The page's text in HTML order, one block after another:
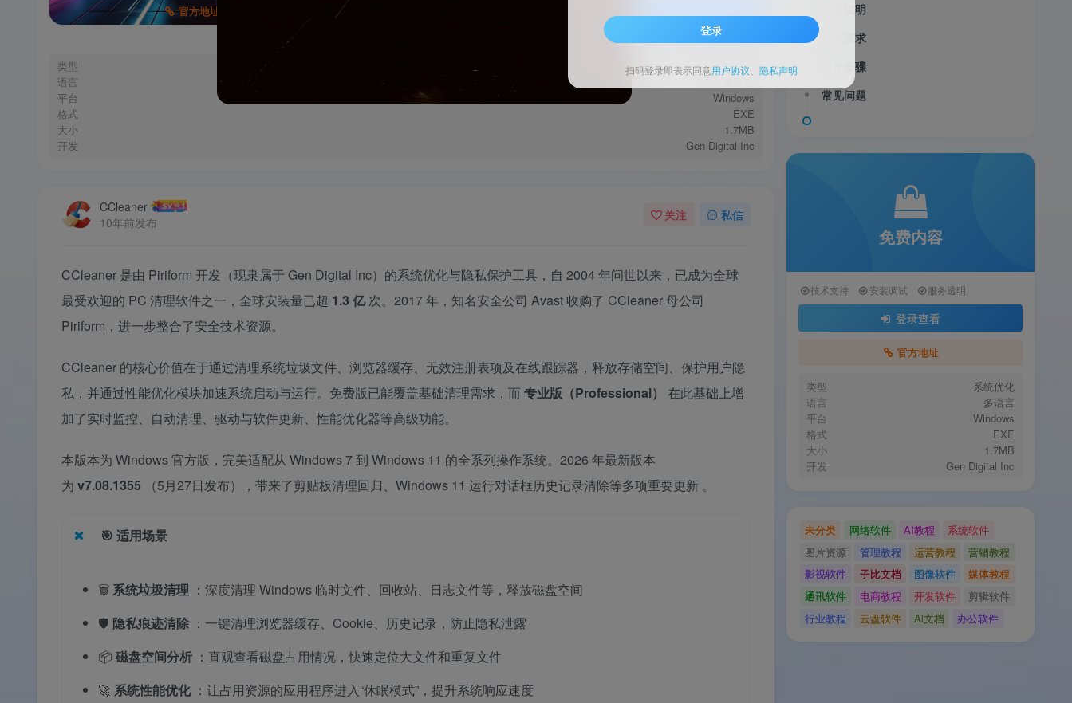
官方地址
技术支持 安装调试
类型
系统优化
语言
平台
Windows
格式
EXE
大小
1.7MB
开发
Gen Digital Inc
CCleaner
10年前发布
关注 私信
CCleaner 是由 Piriform 开发（现隶属于 Gen Digital Inc）的系统优化与隐私保护工具，自 2004 年问世以来，已成为全球
最受欢迎的 PC 清理软件之一，全球安装量已超 1.3 亿次。2017 年，知名安全公司 Avast 收购了 CCleaner 母公司
Piriform，进一步整合了安全技术资源。
CCleaner 的核心价值在于通过清理系统垃圾文件、浏览器缓存、无效注册表项及在线跟踪器，释放存储空间、保护用户隐
私，并通过性能优化模块加速系统启动与运行。免费版已能覆盖基础清理需求，而 专业版（Professional）
在此基础上增
加了实时监控、自动清理、驱动与软件更新、性能优化器等高级功能。
本版本为 Windows 官方版，完美适配从 Windows 7 到 Windows 11 的全系列操作系统。2026 年最新版本
为 v7.08.1355 （5月27日发布），带来了剪贴板清理回归、Windows 11 运行对话框历史记录清除等多项重要更新 。
🎯 适用场景
🗑️ 系统垃圾清理 ：深度清理 Windows 临时文件、回收站、日志文件等，释放磁盘空间
🛡️ 隐私痕迹清除 ：一键清理浏览器缓存、Cookie、历史记录，防止隐私泄露
📦 磁盘空间分析 ：直观查看磁盘占用情况，快速定位大文件和重复文件
🚀 系统性能优化 ：让占用资源的应用程序进入“休眠模式”，提升系统响应速度
版本说明
系统要求
操作步骤
常见问题
免费内容
技术支持 安装调试 服务透明
登录查看
官方地址
类型
系统优化
语言
多语言
平台
Windows
格式
EXE
大小
1.7MB
开发
Gen Digital Inc
未分类 网络软件 AI教程
系统软件
图片资源
管理教程 运营教程
营销教程
影视软件
子比文档 图像软件
媒体教程
通讯软件
电商教程 开发软件
剪辑软件
行业教程
云盘软件 Ai文档 办公软件
登录
扫码登录即表示同意用户协议 隐私声明